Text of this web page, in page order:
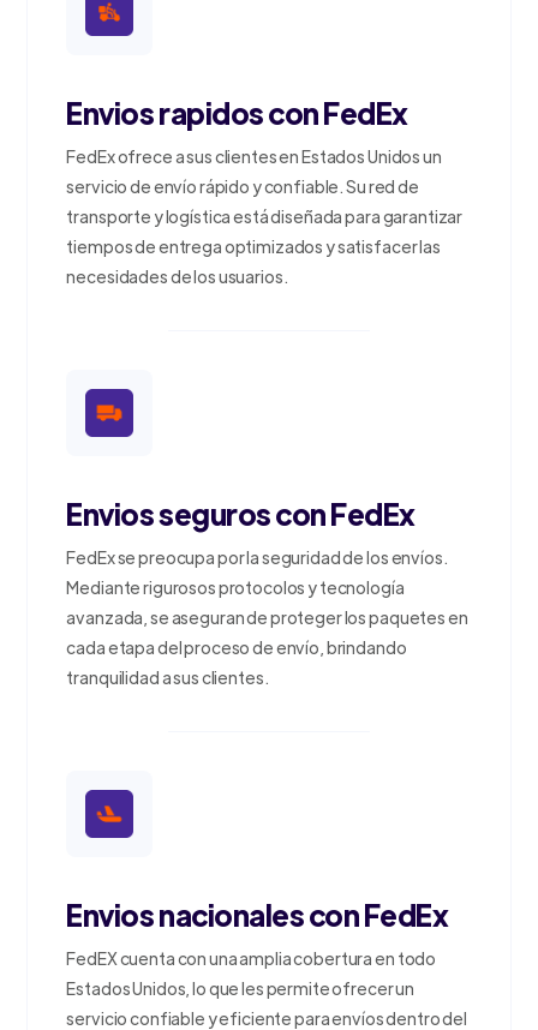
Envios rapidos con FedEx
FedEx ofrece a sus clientes en Estados Unidos un
servicio de envío rápido y confiable. Su red de
transporte y logística está diseñada para garantizar
tiempos de entrega optimizados y satisfacer las
necesidades de los usuarios.
Envios seguros con FedEx
FedEx se preocupa por la seguridad de los envíos.
Mediante rigurosos protocolos y tecnología
avanzada, se aseguran de proteger los paquetes en
cada etapa del proceso de envío, brindando
tranquilidad a sus clientes.
Envios nacionales con FedEx
FedEX cuenta con una amplia cobertura en todo
Estados Unidos, lo que les permite ofrecer un
servicio confiable y eficiente para envíos dentro del